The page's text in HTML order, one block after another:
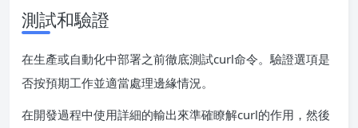
測試和驗證
在生產或自動化中部署之前徹底測試curl命令。驗證選項是
否按預期工作並適當處理邊緣情況。
在開發過程中使用詳細的輸出來準確瞭解curl的作用，然後